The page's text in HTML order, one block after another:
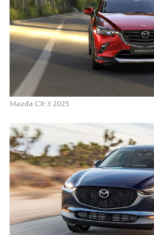
Mazda CX-3 2025